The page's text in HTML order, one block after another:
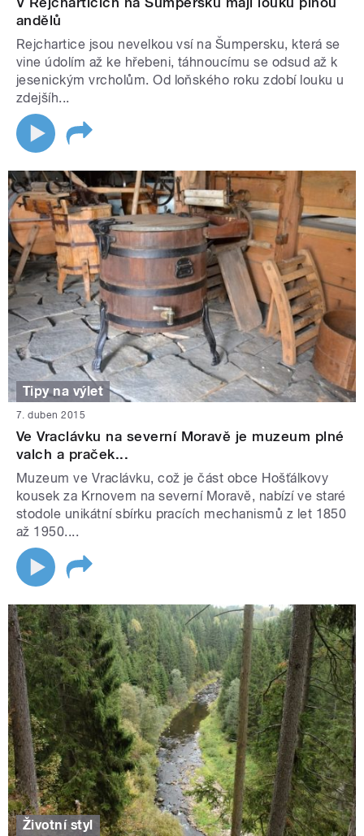
andělů
Rejchartice jsou nevelkou vsí na Šumpersku, která se
vine údolím až ke hřebeni, táhnoucímu se odsud až k
jesenickým vrcholům. Od loňského roku zdobí louku u
zdejšíh...
Tipy na výlet
7. duben 2015
Ve Vraclávku na severní Moravě je muzeum plné
valch a praček...
Muzeum ve Vraclávku, což je část obce Hošťálkovy
kousek za Krnovem na severní Moravě, nabízí ve staré
stodole unikátní sbírku pracích mechanismů z let 1850
až 1950....
Životní styl